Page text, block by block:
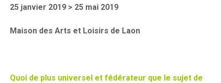
25 janvier 2019 > 25 mai 2019
Maison des Arts et Loisirs de Laon
Quoi de plus universel et fédérateur que le sujet de